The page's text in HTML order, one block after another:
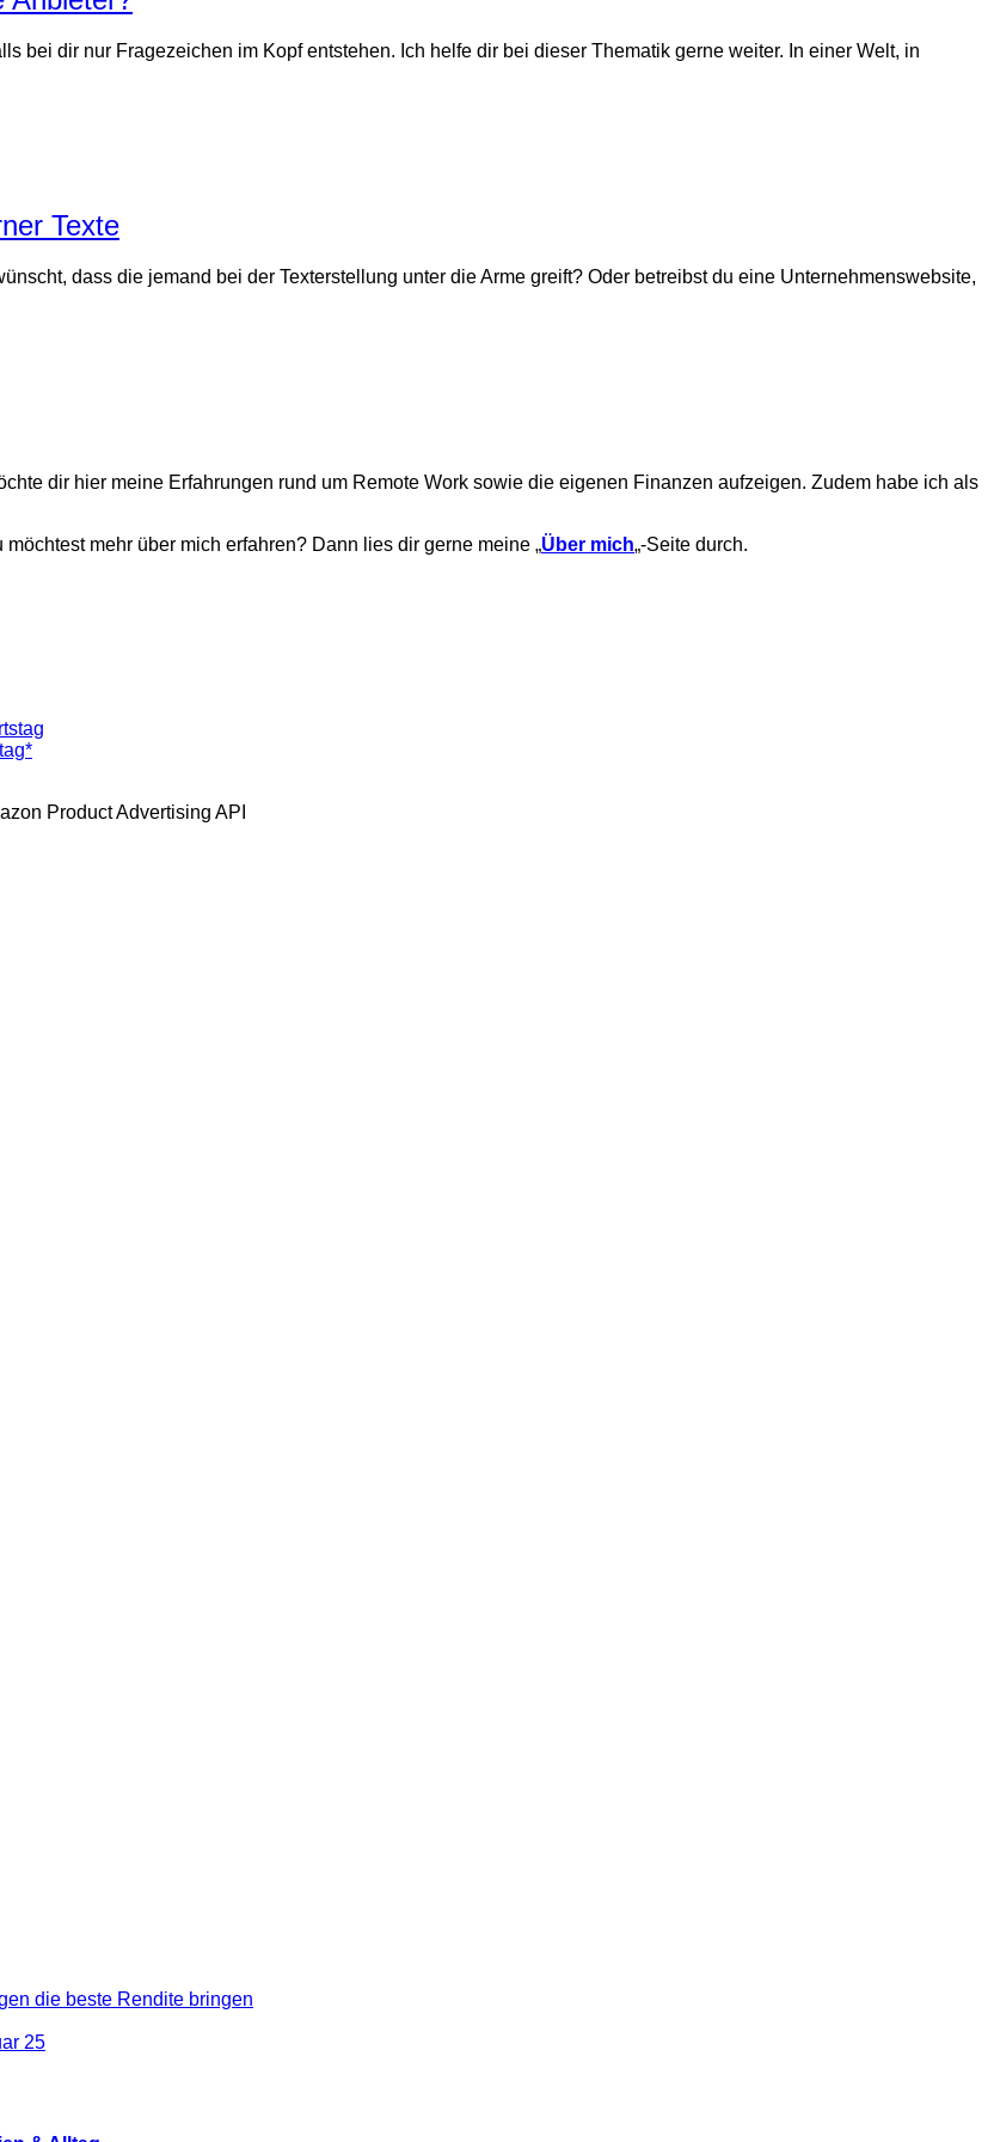
bei dir nur Fragezeichen im Kopf entstehen. Ich helfe dir bei dieser Thematik gerne weiter. In einer Welt, in
Texte
dass die jemand bei der Texterstellung unter die Arme greift? Oder betreibst du eine Unternehmenswebsite,
dir hier meine Erfahrungen rund um Remote Work sowie die eigenen Finanzen aufzeigen. Zudem habe ich als
mehr über mich erfahren? Dann lies dir gerne meine „Über mich„-Seite durch.
Product Advertising API
die beste Rendite bringen
25